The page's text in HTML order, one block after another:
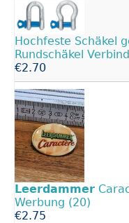
Hochfeste Schäkel
Rundschäkel
€2.70
Leerdammer
Werbung (20)
€2.75